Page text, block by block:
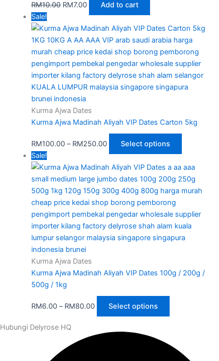
RM10.00 RM7.00
Add to cart
Sale!
Kurma Ajwa Dates
Kurma Ajwa Madinah Aliyah VIP Dates Carton 5kg
RM100.00 – RM250.00 Select options
Sale!
Kurma Ajwa Dates
Kurma Ajwa Madinah Aliyah VIP Dates 100g / 200g /
500g / 1kg
RM6.00 – RM80.00 Select options
Hubungi Delyrose HQ